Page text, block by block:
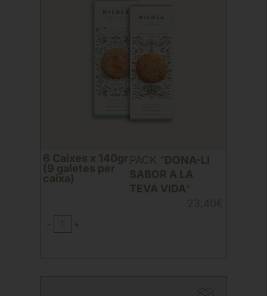
6 Caixes x 140gr
(9 galetes per
caixa)
PACK “DONA-LI
SABOR A LA
TEVA VIDA“
23,40€
+